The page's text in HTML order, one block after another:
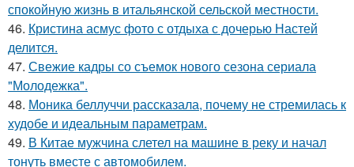
спокойную жизнь в итальянской сельской местности.
46. Кристина асмус фото с отдыха с дочерью Настей
делится.
47. Свежие кадры со съемок нового сезона сериала
"Молодежка".
48. Моника беллуччи рассказала, почему не стремилась к
худобе и идеальным параметрам.
49. В Китае мужчина слетел на машине в реку и начал
тонуть вместе с автомобилем.